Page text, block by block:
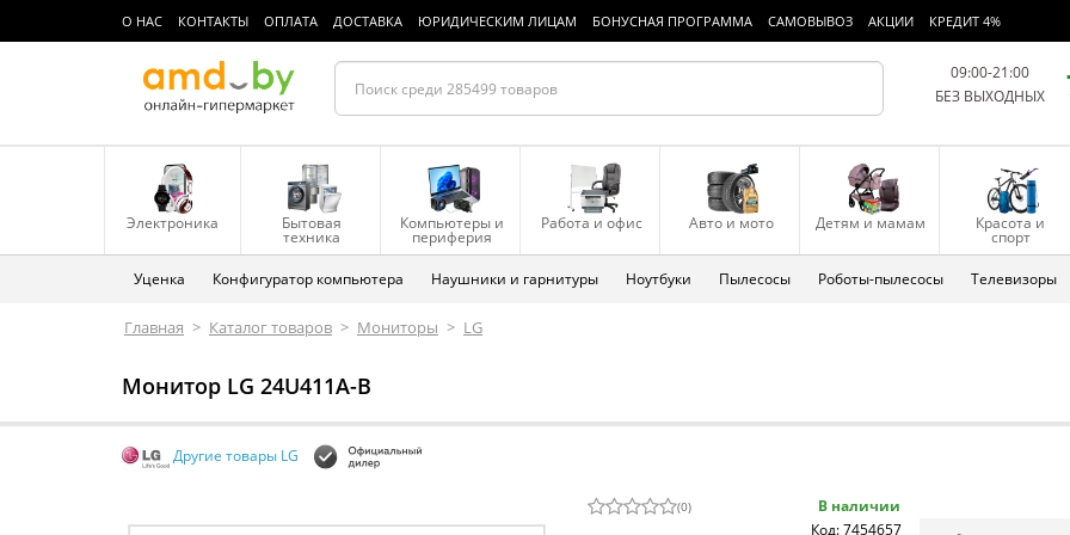
О НАС КОНТАКТЫ ОПЛАТА ДОСТАВКА ЮРИДИЧЕСКИМ ЛИЦАМ БОНУСНАЯ ПРОГРАММА САМОВЫВОЗ АКЦИИ КРЕДИТ 4%
09:00-21:00
БЕЗ ВЫХОДНЫХ
Электроника Бытовая
техника
Компьютеры и
периферия
Работа и офис Авто и мото Детям и мамам Красота и
спорт
Уценка Конфигуратор компьютера Наушники и гарнитуры Ноутбуки Пылесосы Роботы-пылесосы Телевизоры
Главная > Каталог товаров > Мониторы > LG
Монитор LG 24U411A-B
Другие товары LG
(0)
В наличии
Код: 7454657